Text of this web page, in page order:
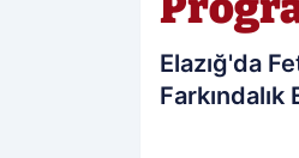
Elazığ'da